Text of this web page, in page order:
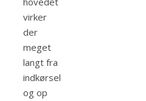
virker
der
meget
langt fra
indkørsel
og op